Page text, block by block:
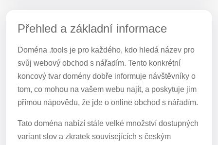
Přehled a základní informace
Doména .tools je pro každého, kdo hledá název pro
svůj webový obchod s nářadím. Tento konkrétní
koncový tvar domény dobře informuje návštěvníky o
tom, co mohou na vašem webu najít, a poskytuje jim
přímou nápovědu, že jde o online obchod s nářadím.
Tato doména nabízí stále velké množství dostupných
variant slov a zkratek souvisejících s českým